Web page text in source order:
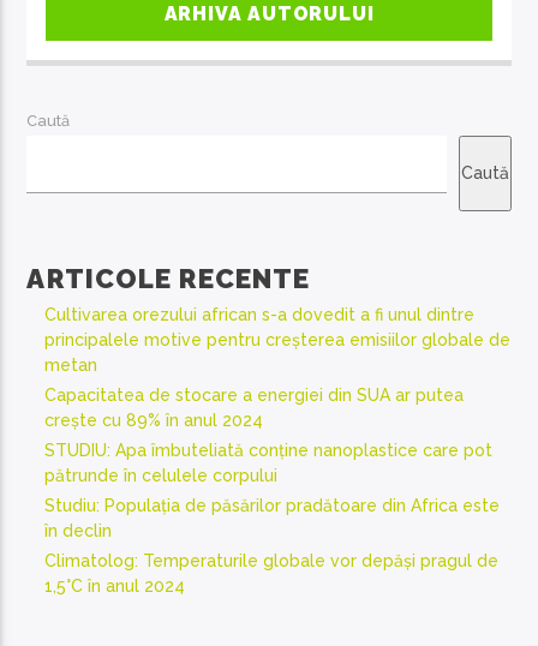
ARHIVA AUTORULUI
Caută
Caută
ARTICOLE RECENTE
Cultivarea orezului african s-a dovedit a fi unul dintre
principalele motive pentru creșterea emisiilor globale de
metan
Capacitatea de stocare a energiei din SUA ar putea
crește cu 89% în anul 2024
STUDIU: Apa îmbuteliată conține nanoplastice care pot
pătrunde în celulele corpului
Studiu: Populația de păsărilor pradătoare din Africa este
în declin
Climatolog: Temperaturile globale vor depăși pragul de
1,5°C în anul 2024